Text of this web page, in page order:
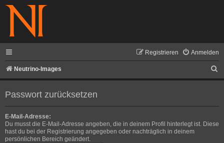
Anmelden
Registrieren
Neutrino-Images
u
Passwort zurücksetzen
E-Mail-Adresse:
Du musst die E-Mail-Adresse angeben, die in deinem Profil hinterlegt ist. Diese
hast du bei der Registrierung angegeben oder nachträglich in deinem
persönlichen Bereich geändert.